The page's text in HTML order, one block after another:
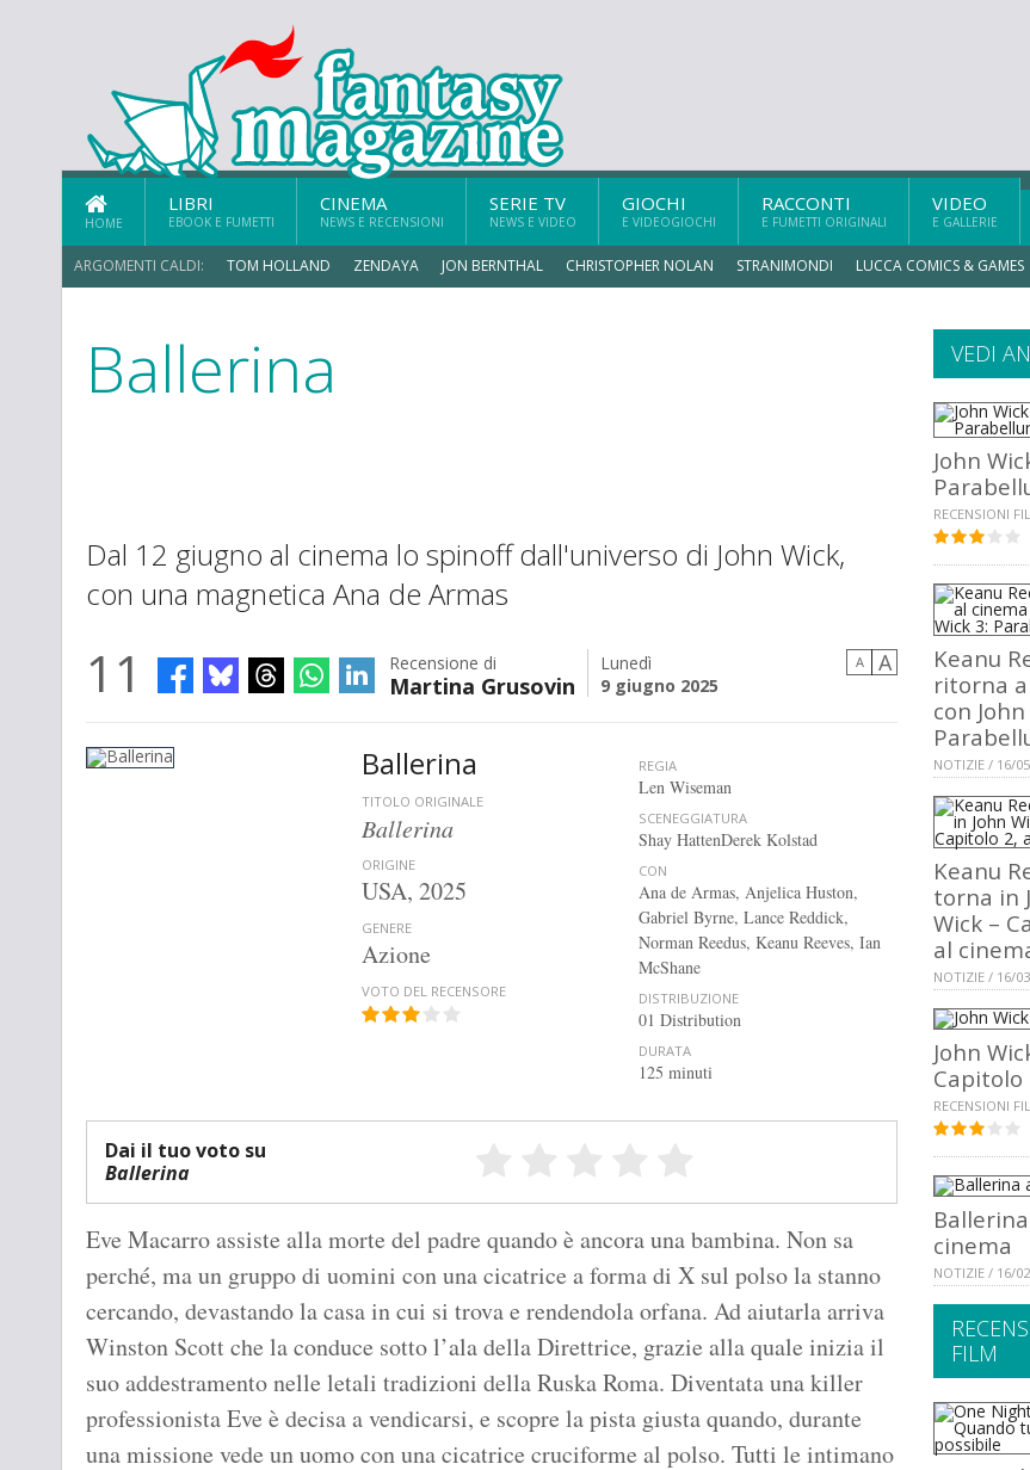
HOME
LIBRI
EBOOK E FUMETTI
CINEMA
NEWS E RECENSIONI
SERIE TV
NEWS E VIDEO
GIOCHI
E VIDEOGIOCHI
RACCONTI
E FUMETTI ORIGINALI
VIDEO
E GALLERIE
ARGOMENTI CALDI: TOM HOLLAND ZENDAYA JON BERNTHAL CHRISTOPHER NOLAN STRANIMONDI LUCCA COMICS & GAMES
ERIK SOMMERS
Ballerina
Dal 12 giugno al cinema lo spinoff dall'universo di John Wick,
con una magnetica Ana de Armas
11 Recensione di
Martina Grusovin
Lunedì
9 giugno 2025
A A
Ballerina
TITOLO ORIGINALE
Ballerina
ORIGINE
USA, 2025
GENERE
Azione
VOTO DEL RECENSORE
REGIA
Len Wiseman
SCENEGGIATURA
Shay HattenDerek Kolstad
CON
Ana de Armas, Anjelica Huston,
Gabriel Byrne, Lance Reddick,
Norman Reedus, Keanu Reeves, Ian
McShane
DISTRIBUZIONE
01 Distribution
DURATA
125 minuti
Dai il tuo voto su
Ballerina
Eve Macarro assiste alla morte del padre quando è ancora una bambina. Non sa
perché, ma un gruppo di uomini con una cicatrice a forma di X sul polso la stanno
cercando, devastando la casa in cui si trova e rendendola orfana. Ad aiutarla arriva
Winston Scott che la conduce sotto l’ala della Direttrice, grazie alla quale inizia il
suo addestramento nelle letali tradizioni della Ruska Roma. Diventata una killer
professionista Eve è decisa a vendicarsi, e scopre la pista giusta quando, durante
una missione vede un uomo con una cicatrice cruciforme al polso. Tutti le intimano
VEDI
John
RECENSIONI
Keanu
ritorna
con
NOTIZIE / 16/
Keanu
torna in
Wick –
al
NOTIZIE / 16/
John
Capitolo
RECENSIONI
cinema
NOTIZIE / 16/
FILM